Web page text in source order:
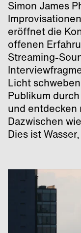
Simon James
eröffnet die
offenen
Streaming-
Licht
Publikum
und entdecken
Dazwischen
Dies ist